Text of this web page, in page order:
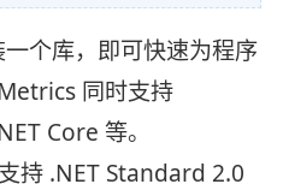
个库，即可快速为程序
同时支持
Core 等。
持 .NET Standard 2.0